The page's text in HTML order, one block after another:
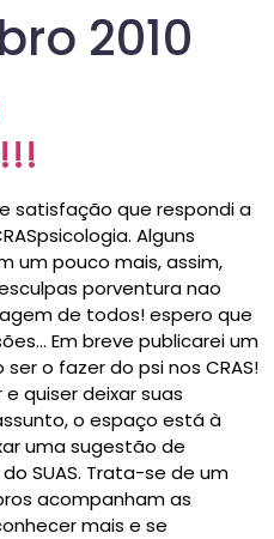
2010
satisfação que respondi a
Alguns
um pouco mais, assim,
porventura nao
de todos! espero que
Em breve publicarei um
o fazer do psi nos CRAS!
quiser deixar suas
o espaço está à
uma sugestão de
SUAS. Trata-se de um
acompanham as
mais e se